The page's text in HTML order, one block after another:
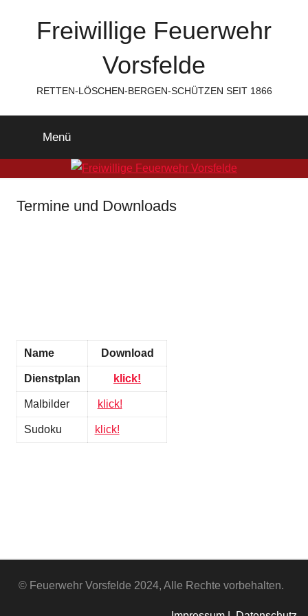
Freiwillige Feuerwehr
Vorsfelde
RETTEN-LÖSCHEN-BERGEN-SCHÜTZEN SEIT 1866
Menü
Termine und Downloads
Name Download
Dienstplan klick!
Malbilder klick!
Sudoku klick!
© Feuerwehr Vorsfelde 2024, Alle Rechte vorbehalten.